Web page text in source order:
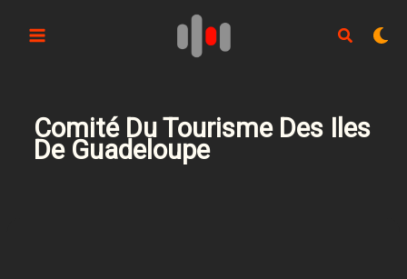
Comité Du Tourisme Des Iles
De Guadeloupe